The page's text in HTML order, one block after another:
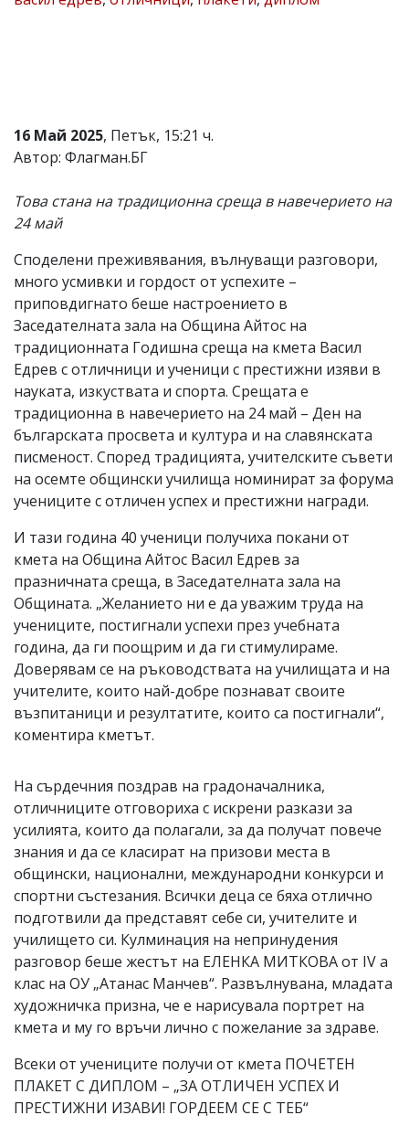
и
редакцията
не
отговорност
за
тях!
откриете
обиден
за
вас
коментар,
моля
сигнализирайте
ни!
16 Май 2025, Петък, 15:21 ч.
Автор: Флагман.БГ
Това стана на традиционна среща в навечерието на
24 май
Споделени преживявания, вълнуващи разговори,
много усмивки и гордост от успехите –
приповдигнато беше настроението в
Заседателната зала на Община Айтос на
традиционната Годишна среща на кмета Васил
Едрев с отличници и ученици с престижни изяви в
науката, изкуствата и спорта. Срещата е
традиционна в навечерието на 24 май – Ден на
българската просвета и култура и на славянската
писменост. Според традицията, учителските съвети
на осемте общински училища номинират за форума
учениците с отличен успех и престижни награди.
И тази година 40 ученици получиха покани от
кмета на Община Айтос Васил Едрев за
празничната среща, в Заседателната зала на
Общината. „Желанието ни е да уважим труда на
учениците, постигнали успехи през учебната
година, да ги поощрим и да ги стимулираме.
Доверявам се на ръководствата на училищата и на
учителите, които най-добре познават своите
възпитаници и резултатите, които са постигнали“,
коментира кметът.
На сърдечния поздрав на градоначалника,
отличниците отговориха с искрени разкази за
усилията, които да полагали, за да получат повече
знания и да се класират на призови места в
общински, национални, международни конкурси и
спортни състезания. Всички деца се бяха отлично
подготвили да представят себе си, учителите и
училището си. Кулминация на непринудения
разговор беше жестът на ЕЛЕНКА МИТКОВА от ІV а
клас на ОУ „Атанас Манчев“. Развълнувана, младата
художничка призна, че е нарисувала портрет на
кмета и му го връчи лично с пожелание за здраве.
Всеки от учениците получи от кмета ПОЧЕТЕН
ПЛАКЕТ С ДИПЛОМ – „ЗА ОТЛИЧЕН УСПЕХ И
ПРЕСТИЖНИ ИЗАВИ! ГОРДЕЕМ СЕ С ТЕБ“